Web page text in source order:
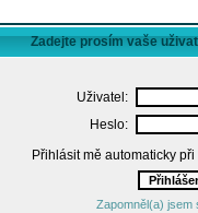
Zadejte prosím vaše
Uživatel:
Heslo:
Přihlásit mě automaticky
Zapomněl(a) jsem